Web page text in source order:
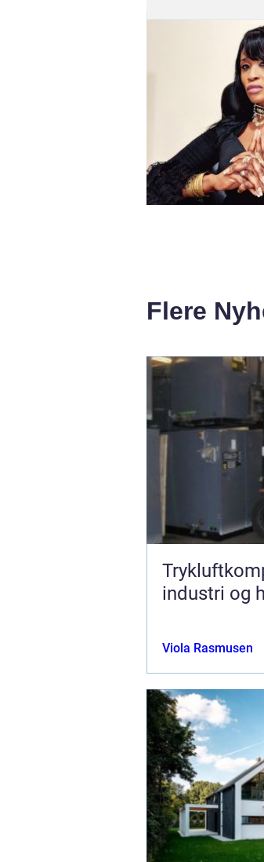
Flere
industri og
Viola Rasmusen